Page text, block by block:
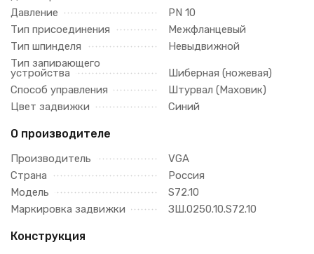
Давление
PN 10
Тип присоединения
Межфланцевый
Тип шпинделя
Невыдвижной
Тип запирающего
устройства
Шиберная (ножевая)
Способ управления
Штурвал (Маховик)
Цвет задвижки
Синий
О производителе
Производитель
VGA
Страна
Россия
Модель
S72.10
Маркировка задвижки
ЗШ.0250.10.S72.10
Конструкция